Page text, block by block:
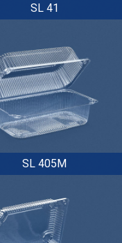
SL 41
SL 405M